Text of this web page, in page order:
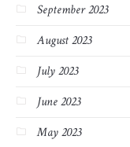
September 2023
August 2023
July 2023
June 2023
May 2023